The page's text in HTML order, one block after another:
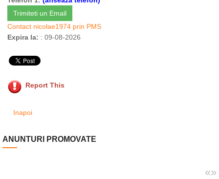
Trimiteti un Email
Contact nicolae1974 prin PMS
Expira la: : 09-08-2026
Report This
Inapoi
ANUNTURI PROMOVATE
«»